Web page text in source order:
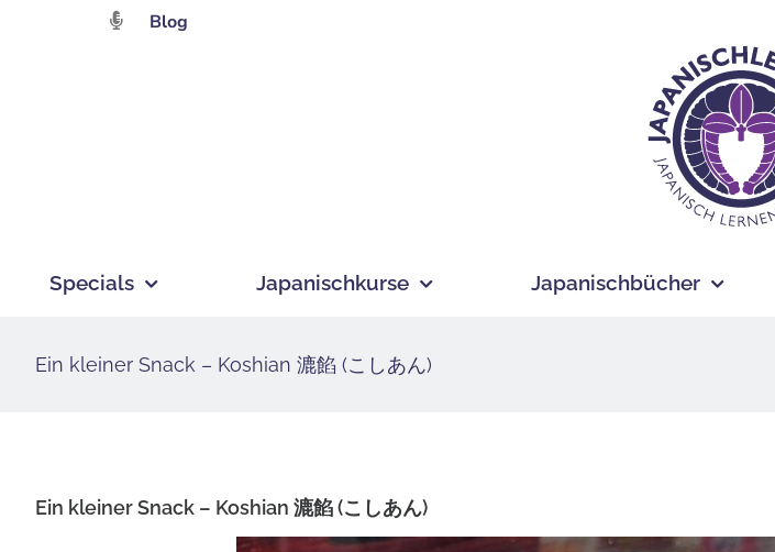
Blog
Specials Japanischkurse Japanischbücher
Ein kleiner Snack – Koshian 漉餡 (こしあん)
Ein kleiner Snack – Koshian 漉餡 (こしあん)